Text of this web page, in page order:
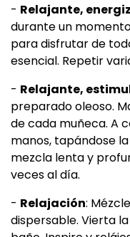
- Relajante,
durante un
para disfrutar de
esencial. Repetir
- Relajante,
preparado oleoso.
de cada muñeca. A
manos, tapándose
mezcla lenta y
veces al día.
- Relajación:
dispersable. Vierta